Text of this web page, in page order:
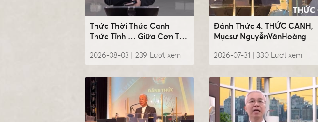
Thức Thời Thức Canh
Thức Tỉnh … Giữa Cơn Thử
NguyễnVănHoàng
2026-08-03 | Lượt xem
239
Đánh Thức 4. THỨC CANH,
Mụcsư NguyễnVănHoàng
2026-07-31 | Lượt xem
330